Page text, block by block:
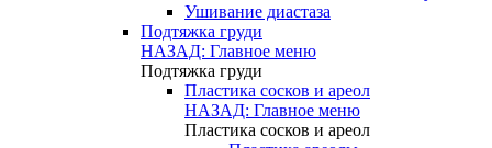
Ушивание диастаза
Подтяжка груди
НАЗАД: Главное меню
Подтяжка груди
Пластика сосков и ареол
НАЗАД: Главное меню
Пластика сосков и ареол